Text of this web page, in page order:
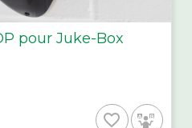
pour Juke-Box
favorite_border